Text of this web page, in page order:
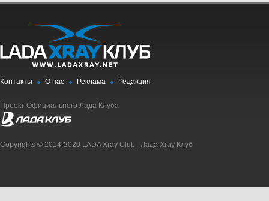
Контакты О нас Реклама Редакция
Проект Официального Лада Клуба
Copyrights © 2014-2020 LADA Xray Club | Лада Xray Клуб